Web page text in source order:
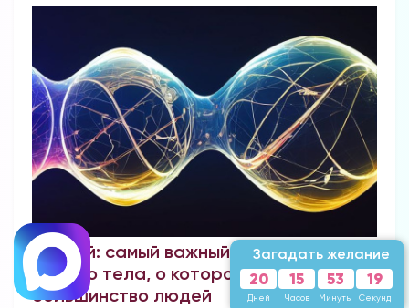
Магний: самый важный минерал
нашего тела, о котором не знают
большинство людей
Загадать желание
20
Дней
15
Часов
53
Минуты
17
Секунд